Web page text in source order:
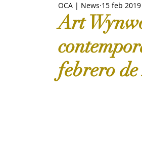
MERCADO DE ARTE
The Art Newspaper Crítica
Art
febrero de
OCA | News 15 feb 2019